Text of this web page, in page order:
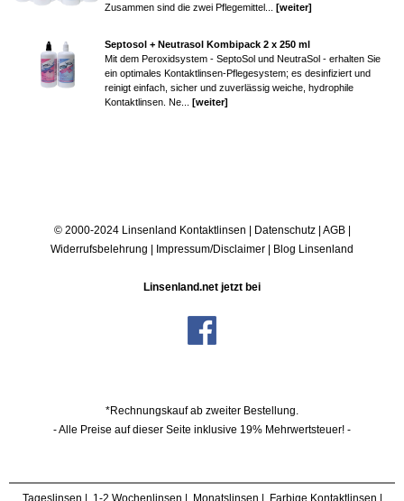
Zusammen sind die zwei Pflegemittel... [weiter]
Septosol + Neutrasol Kombipack 2 x 250 ml
Mit dem Peroxidsystem - SeptoSol und NeutraSol - erhalten Sie
ein optimales Kontaktlinsen-Pflegesystem; es desinfiziert und
reinigt einfach, sicher und zuverlässig weiche, hydrophile
Kontaktlinsen. Ne... [weiter]
© 2000-2024 Linsenland Kontaktlinsen | Datenschutz| AGB|
Widerrufsbelehrung | Impressum/Disclaimer | Blog Linsenland
Linsenland.net jetzt bei
*Rechnungskauf ab zweiter Bestellung.
- Alle Preise auf dieser Seite inklusive 19% Mehrwertsteuer! -